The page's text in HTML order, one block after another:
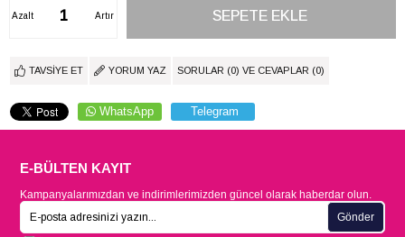
Artır
Azalt
TAVSIYE ET YORUM YAZ SORULAR (0) VE CEVAPLAR (0)
WhatsApp Telegram
E-BÜLTEN KAYIT
Kampanyalarımızdan ve indirimlerimizden güncel olarak haberdar olun.
Gönder